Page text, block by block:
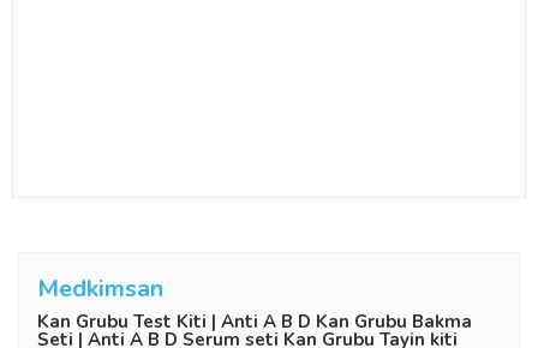
Medkimsan
Kan Grubu Test Kiti | Anti A B D Kan Grubu Bakma
Seti | Anti A B D Serum seti Kan Grubu Tayin kiti